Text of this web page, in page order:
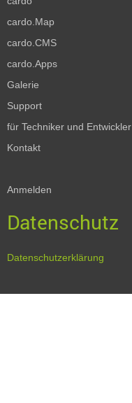
cardo.Map
cardo.CMS
cardo.Apps
Galerie
Support
für Techniker und Entwickler
Kontakt
Anmelden
Datenschutz
Datenschutzerklärung